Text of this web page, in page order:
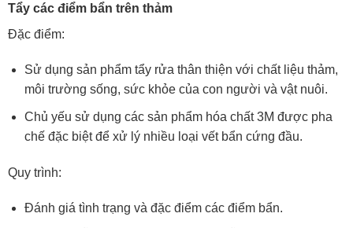
Tẩy các điểm bẩn trên thảm
Đặc điểm:
Sử dụng sản phẩm tẩy rửa thân thiện với chất liệu thảm,
môi trường sống, sức khỏe của con người và vật nuôi.
Chủ yếu sử dụng các sản phẩm hóa chất 3M được pha
chế đặc biệt để xử lý nhiều loại vết bẩn cứng đầu.
Quy trình:
Đánh giá tình trạng và đặc điểm các điểm bẩn.